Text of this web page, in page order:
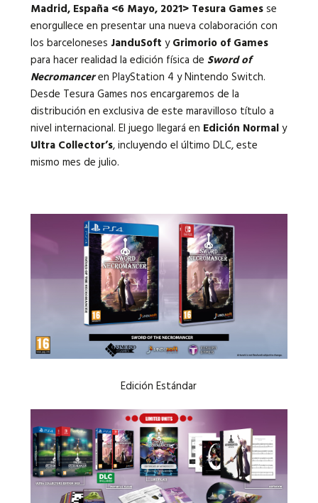
Madrid, España <6 Mayo, 2021> Tesura Gamesse
enorgullece en presentar una nueva colaboración con
los barceloneses JanduSoft yGrimorio of Games
para hacer realidad la edición física de Sword of
Necromanceren PlayStation 4 y Nintendo Switch.
Desde Tesura Games nos encargaremos de la
distribución en exclusiva de este maravilloso título a
nivel internacional. El juego llegará en Edición Normaly
Ultra Collector’s, incluyendo el último DLC, este
mismo mes de julio.
Edición Estándar